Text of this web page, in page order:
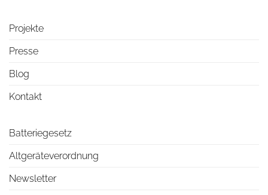
Projekte
Presse
Blog
Kontakt
Batteriegesetz
Altgeräteverordnung
Newsletter